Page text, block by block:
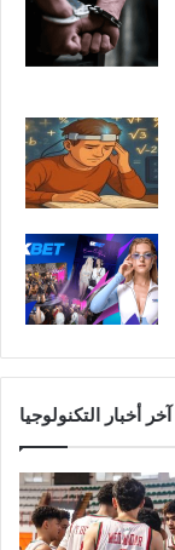
آخر أخبار التكنولوجيا